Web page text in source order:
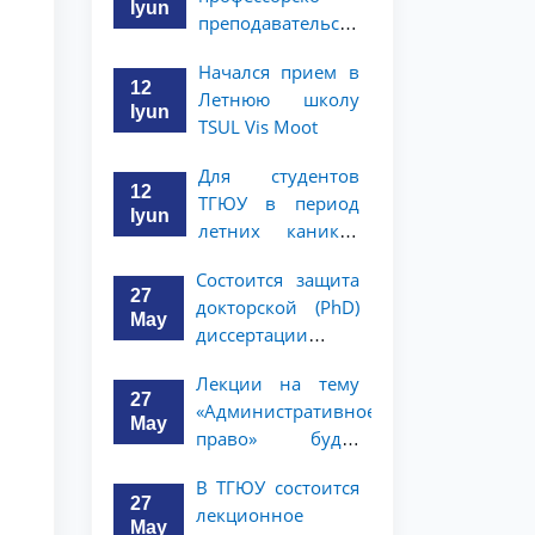
Iyun
преподавательского
сотрудников
будет
организован
китобхон»
12
Iyun
Начался прием в
Летнюю школу
TSUL Vis Moot
12
Iyun
Для студентов
ТГЮУ в период
летних каникул
пропаганды
«Молодежь —
юристы»
27
May
Состоится защита
докторской (PhD)
диссертации
Гайбуллаева
27
May
Лекции на тему
«Административное
право» будет
Кристиан Шайх
27
May
В ТГЮУ состоится
лекционное
Здравствуйте! Добро пожаловать в
чат приёмной комиссии ТГЮУ.